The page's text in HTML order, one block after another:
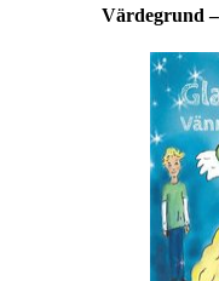
Värdegrund